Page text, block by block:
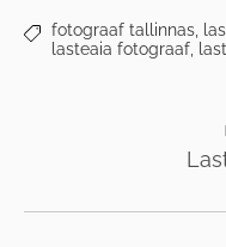
fotograaf tallinnas,
lasteaia fotograaf,